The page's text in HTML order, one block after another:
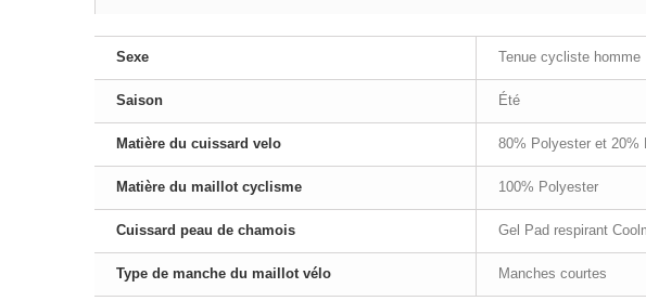
Sexe Tenue cycliste homme
Saison Été
Matière du cuissard velo 80% Polyester et 20%
Matière du maillot cyclisme 100% Polyester
Cuissard peau de chamois Gel Pad respirant
Type de manche du maillot vélo Manches courtes